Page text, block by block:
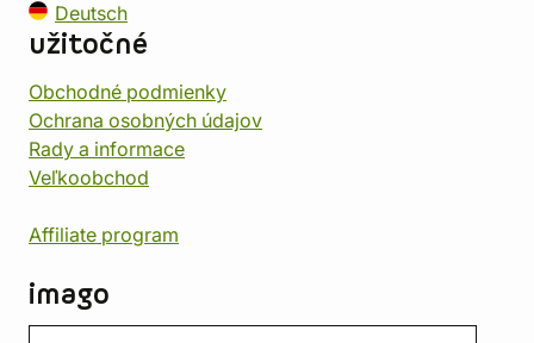
Deutsch
užitočné
Obchodné podmienky
Ochrana osobných údajov
Rady a informace
Veľkoobchod
Affiliate program
imago